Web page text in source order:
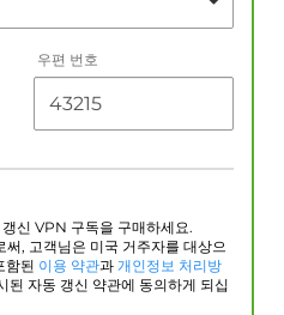
우편 번호
신 VPN 구독을 구매하세요.
써, 고객님은 미국 거주자를 대상으
함된 이용 약관과 개인정보 처리방
된 자동 갱신 약관에 동의하게 되십